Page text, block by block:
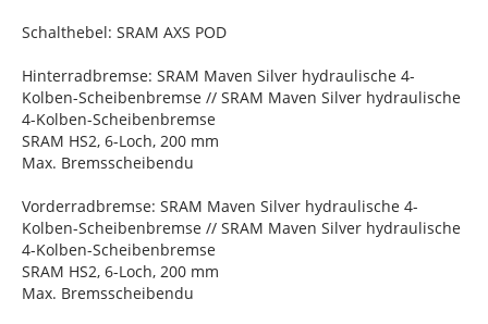
Schalthebel: SRAM AXS POD
Hinterradbremse: SRAM Maven Silver hydraulische 4-
Kolben-Scheibenbremse // SRAM Maven Silver hydraulische
4-Kolben-Scheibenbremse
SRAM HS2, 6-Loch, 200 mm
Max. Bremsscheibendu
Vorderradbremse: SRAM Maven Silver hydraulische 4-
Kolben-Scheibenbremse // SRAM Maven Silver hydraulische
4-Kolben-Scheibenbremse
SRAM HS2, 6-Loch, 200 mm
Max. Bremsscheibendu